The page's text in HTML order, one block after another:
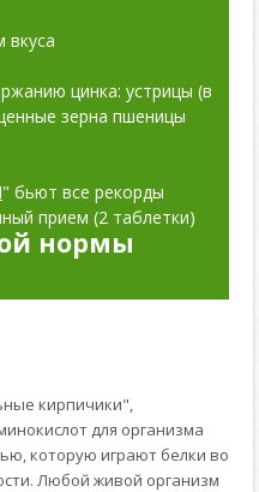
цинка: устрицы (в
зерна пшеницы
" бьют все рекорды
прием (2 таблетки)
нормы
кирпичики",
для организма
которую играют белки во
Любой живой организм